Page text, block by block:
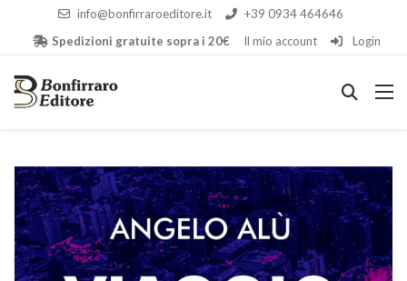
info@bonfirraroeditore.it
+39 0934 464646
Spedizioni gratuite sopra i 20€
Il mio account Login